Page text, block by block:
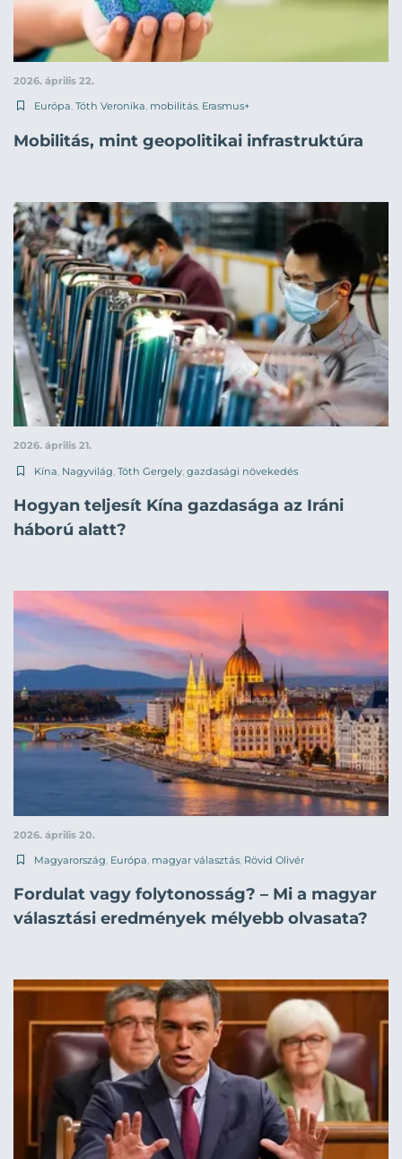
2026. április 22.
Európa, Tóth Veronika, mobilitás, Erasmus+
Mobilitás, mint geopolitikai infrastruktúra
2026. április 21.
Kína Nagyvilág Tóth Gergely gazdasági növekedés
Hogyan teljesít Kína gazdasága az Iráni
háború alatt?
2026. április 20.
Magyarország Európa magyar választás Rövid Olivér
Fordulat vagy folytonosság? – Mi a magyar
választási eredmények mélyebb olvasata?